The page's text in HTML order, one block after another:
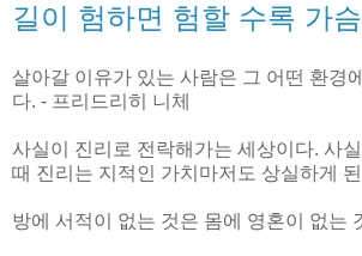
길이 험하면 험할 수록 가
살아갈 이유가 있는 사람은 그 어떤 환경
다. - 프리드리히 니체
사실이 진리로 전락해가는 세상이다. 사
때 진리는 지적인 가치마저도 상실하게
방에 서적이 없는 것은 몸에 영혼이 없는